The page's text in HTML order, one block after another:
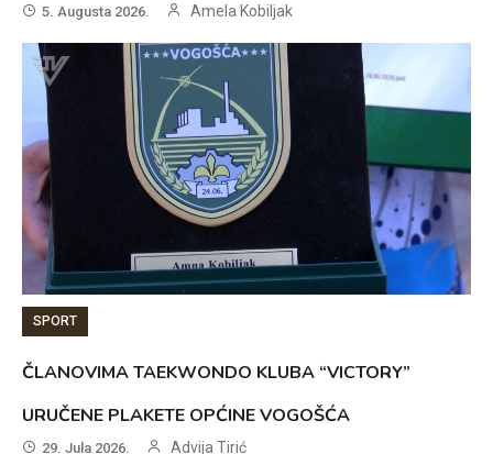
5. Augusta 2026. Amela Kobiljak
SPORT
ČLANOVIMA TAEKWONDO KLUBA “VICTORY”
URUČENE PLAKETE OPĆINE VOGOŠĆA
29. Jula 2026. Advija Tirić